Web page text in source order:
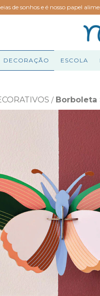
de sonhos e é nosso papel
DECORAÇÃO ESCOLA
/ Borboleta